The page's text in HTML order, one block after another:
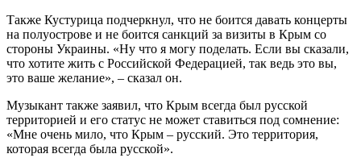
Также Кустурица подчеркнул, что не боится давать концерты
на полуострове и не боится санкций за визиты в Крым со
стороны Украины. «Ну что я могу поделать. Если вы сказали,
что хотите жить с Российской Федерацией, так ведь это вы,
это ваше желание», – сказал он.
Музыкант также заявил, что Крым всегда был русской
территорией и его статус не может ставиться под сомнение:
«Мне очень мило, что Крым – русский. Это территория,
которая всегда была русской».